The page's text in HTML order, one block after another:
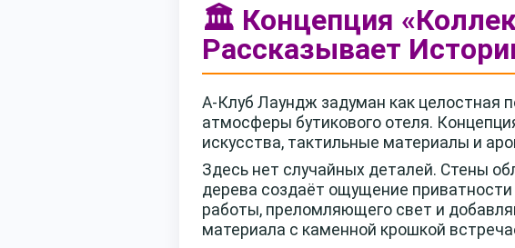
🏛️ Концепция
Рассказывает
А-Клуб Лаундж задуман как целостная
атмосферы бутикового отеля.
искусства, тактильные материалы и
Здесь нет случайных деталей. Стены
дерева создаёт ощущение
работы, преломляющего свет и
материала с каменной крошкой